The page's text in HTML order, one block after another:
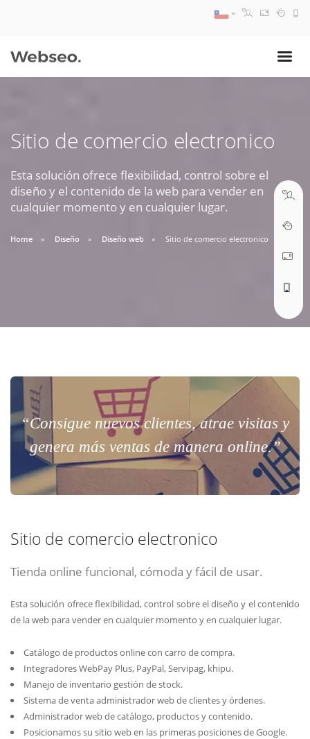
Sitio de comercio electronico
Esta solución ofrece flexibilidad, control sobre el
diseño y el contenido de la web para vender en
cualquier momento y en cualquier lugar.
Home Diseño Diseño web Sitio de comercio electronico
“Consigue nuevos clientes, atrae visitas y
genera más ventas de manera online.”
Sitio de comercio electronico
Tienda online funcional, cómoda y fácil de usar.
Esta solución ofrece flexibilidad, control sobre el diseño y el contenido
de la web para vender en cualquier momento y en cualquier lugar.
Catálogo de productos online con carro de compra.
Integradores WebPay Plus, PayPal, Servipag, khipu.
Manejo de inventario gestión de stock.
Sistema de venta administrador web de clientes y órdenes.
Administrador web de catálogo, productos y contenido.
Posicionamos su sitio web en las primeras posiciones de Google.
09:30 AM A 18:30 PM
soporte@webseo.cl
ABRIR TICKET